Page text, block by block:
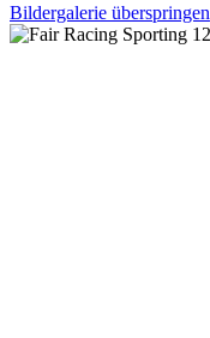
Bildergalerie überspringen